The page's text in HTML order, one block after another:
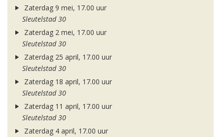
Zaterdag 9 mei, 17.00 uur
Sleutelstad 30
Zaterdag 2 mei, 17.00 uur
Sleutelstad 30
Zaterdag 25 april, 17.00 uur
Sleutelstad 30
Zaterdag 18 april, 17.00 uur
Sleutelstad 30
Zaterdag 11 april, 17.00 uur
Sleutelstad 30
Zaterdag 4 april, 17.00 uur